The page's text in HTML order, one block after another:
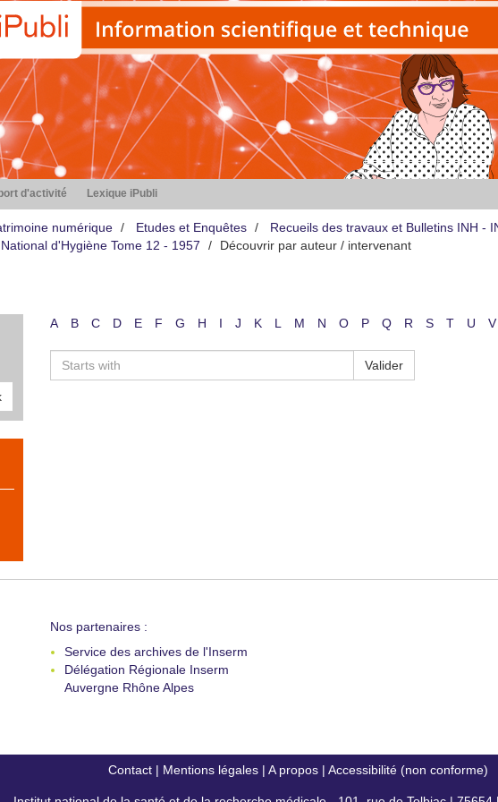
d'activité Lexique iPubli
numérique Etudes et Enquêtes
Recueils des travaux et Bulletins INH -
d'Hygiène Tome 12 - 1957
Découvrir par auteur / intervenant
A B C D E F G H I J K L M N O P Q R S T U V
Valider
Nos partenaires :
Service des archives de l'Inserm
Délégation Régionale Inserm
Auvergne Rhône Alpes
Contact| Mentions légales| A propos| Accessibilité (non conforme)